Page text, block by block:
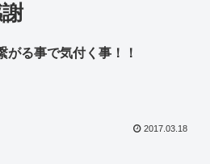
がる事で気付く事！！
2017.03.18